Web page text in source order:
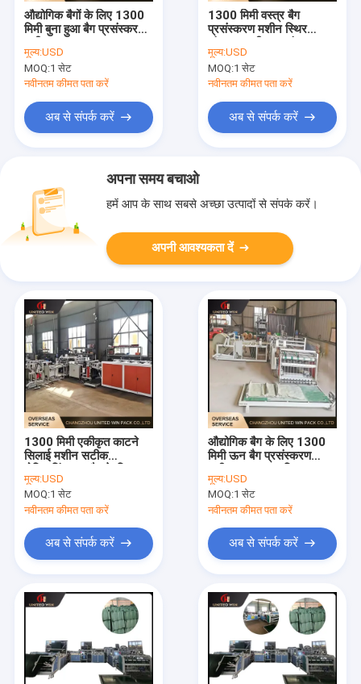
औद्योगिक बैगों के लिए 1300
मिमी बुना हुआ बैग प्रसंस्करण
मूल्य:USD
MOQ:1 सेट
नवीनतम कीमत पता करें
अब से संपर्क करें
1300 मिमी वस्त्र बैग
प्रसंस्करण मशीन स्थिर
औद्योगिक बैग के लिए
मूल्य:USD
MOQ:1 सेट
नवीनतम कीमत पता करें
अब से संपर्क करें
अपना समय बचाओ
हमें आप के साथ सबसे अच्छा उत्पादों से संपर्क करें।
अपनी आवश्यकता दें
1300 मिमी एकीकृत काटने
सिलाई मशीन सटीक
स्थिर उत्पादन
मूल्य:USD
MOQ:1 सेट
नवीनतम कीमत पता करें
अब से संपर्क करें
औद्योगिक बैग के लिए 1300
मिमी ऊन बैग प्रसंस्करण
उत्पादन
मूल्य:USD
MOQ:1 सेट
नवीनतम कीमत पता करें
अब से संपर्क करें